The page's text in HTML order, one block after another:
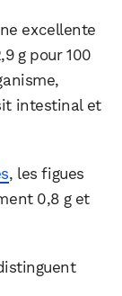
excellente
g pour 100
intestinal et
, les figues
0,8 g et